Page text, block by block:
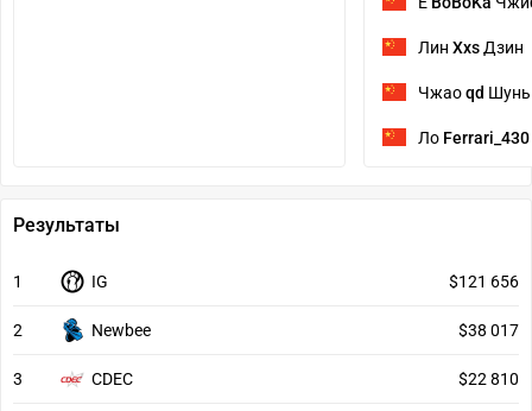
Лин Xxs Дзин
Чжаоqd
Ло Ferrari_430
Результаты
1 IG $121 656
2 Newbee $38 017
3 CDEC $22 810